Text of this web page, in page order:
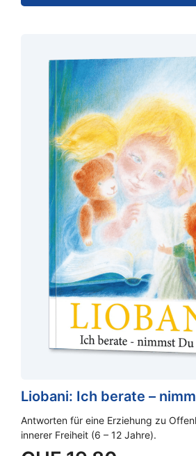
Liobani: Ich berate –
Antworten für eine Erziehung zu
innerer Freiheit (6 – 12 Jahre).